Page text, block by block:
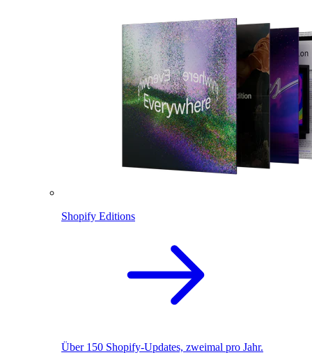
Shopify Editions
Über 150 Shopify-Updates, zweimal pro Jahr.